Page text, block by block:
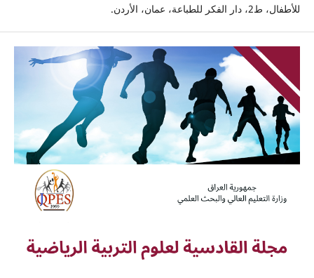
للأطفال، ط2، دار الفكر للطباعة، عمان، الأردن.